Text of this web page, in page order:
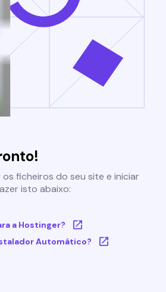
ficheiros do seu site e iniciar
isto abaixo:
a Hostinger?
Automático?